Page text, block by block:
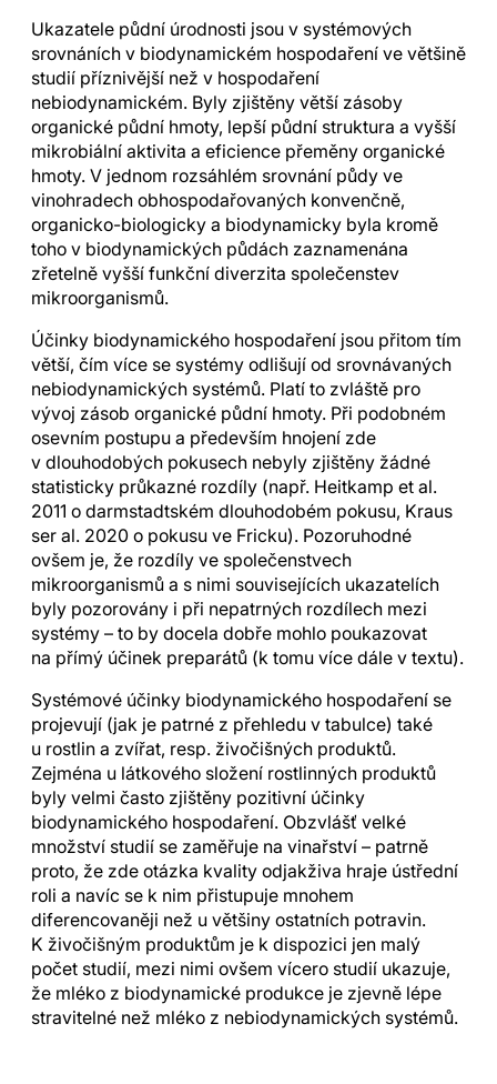
Ukazatele půdní úrodnosti jsou v systémových
srovnáních v biodynamickém hospodaření ve většině
studií příznivější než v hospodaření
nebiodynamickém. Byly zjištěny větší zásoby
organické půdní hmoty, lepší půdní struktura a vyšší
mikrobiální aktivita a eficience přeměny organické
hmoty. V jednom rozsáhlém srovnání půdy ve
vinohradech obhospodařovaných konvenčně,
organicko-biologicky a biodynamicky byla kromě
toho v biodynamických půdách zaznamenána
zřetelně vyšší funkční diverzita společenstev
mikroorganismů.
Účinky biodynamického hospodaření jsou přitom tím
větší, čím více se systémy odlišují od srovnávaných
nebiodynamických systémů. Platí to zvláště pro
vývoj zásob organické půdní hmoty. Při podobném
osevním postupu a především hnojení zde
v dlouhodobých pokusech nebyly zjištěny žádné
statisticky průkazné rozdíly (např. Heitkamp et al.
2011 o darmstadtském dlouhodobém pokusu, Kraus
ser al. 2020 o pokusu ve Fricku). Pozoruhodné
ovšem je, že rozdíly ve společenstvech
mikroorganismů a s nimi souvisejících ukazatelích
byly pozorovány i při nepatrných rozdílech mezi
systémy – to by docela dobře mohlo poukazovat
na přímý účinek preparátů (k tomu více dále v textu).
Systémové účinky biodynamického hospodaření se
projevují (jak je patrné z přehledu v tabulce) také
u rostlin a zvířat, resp. živočišných produktů.
Zejména u látkového složení rostlinných produktů
byly velmi často zjištěny pozitivní účinky
biodynamického hospodaření. Obzvlášť velké
množství studií se zaměřuje na vinařství – patrně
proto, že zde otázka kvality odjakživa hraje ústřední
roli a navíc se k nim přistupuje mnohem
diferencovaněji než u většiny ostatních potravin.
K živočišným produktům je k dispozici jen malý
počet studií, mezi nimi ovšem vícero studií ukazuje,
že mléko z biodynamické produkce je zjevně lépe
stravitelné než mléko z nebiodynamických systémů.